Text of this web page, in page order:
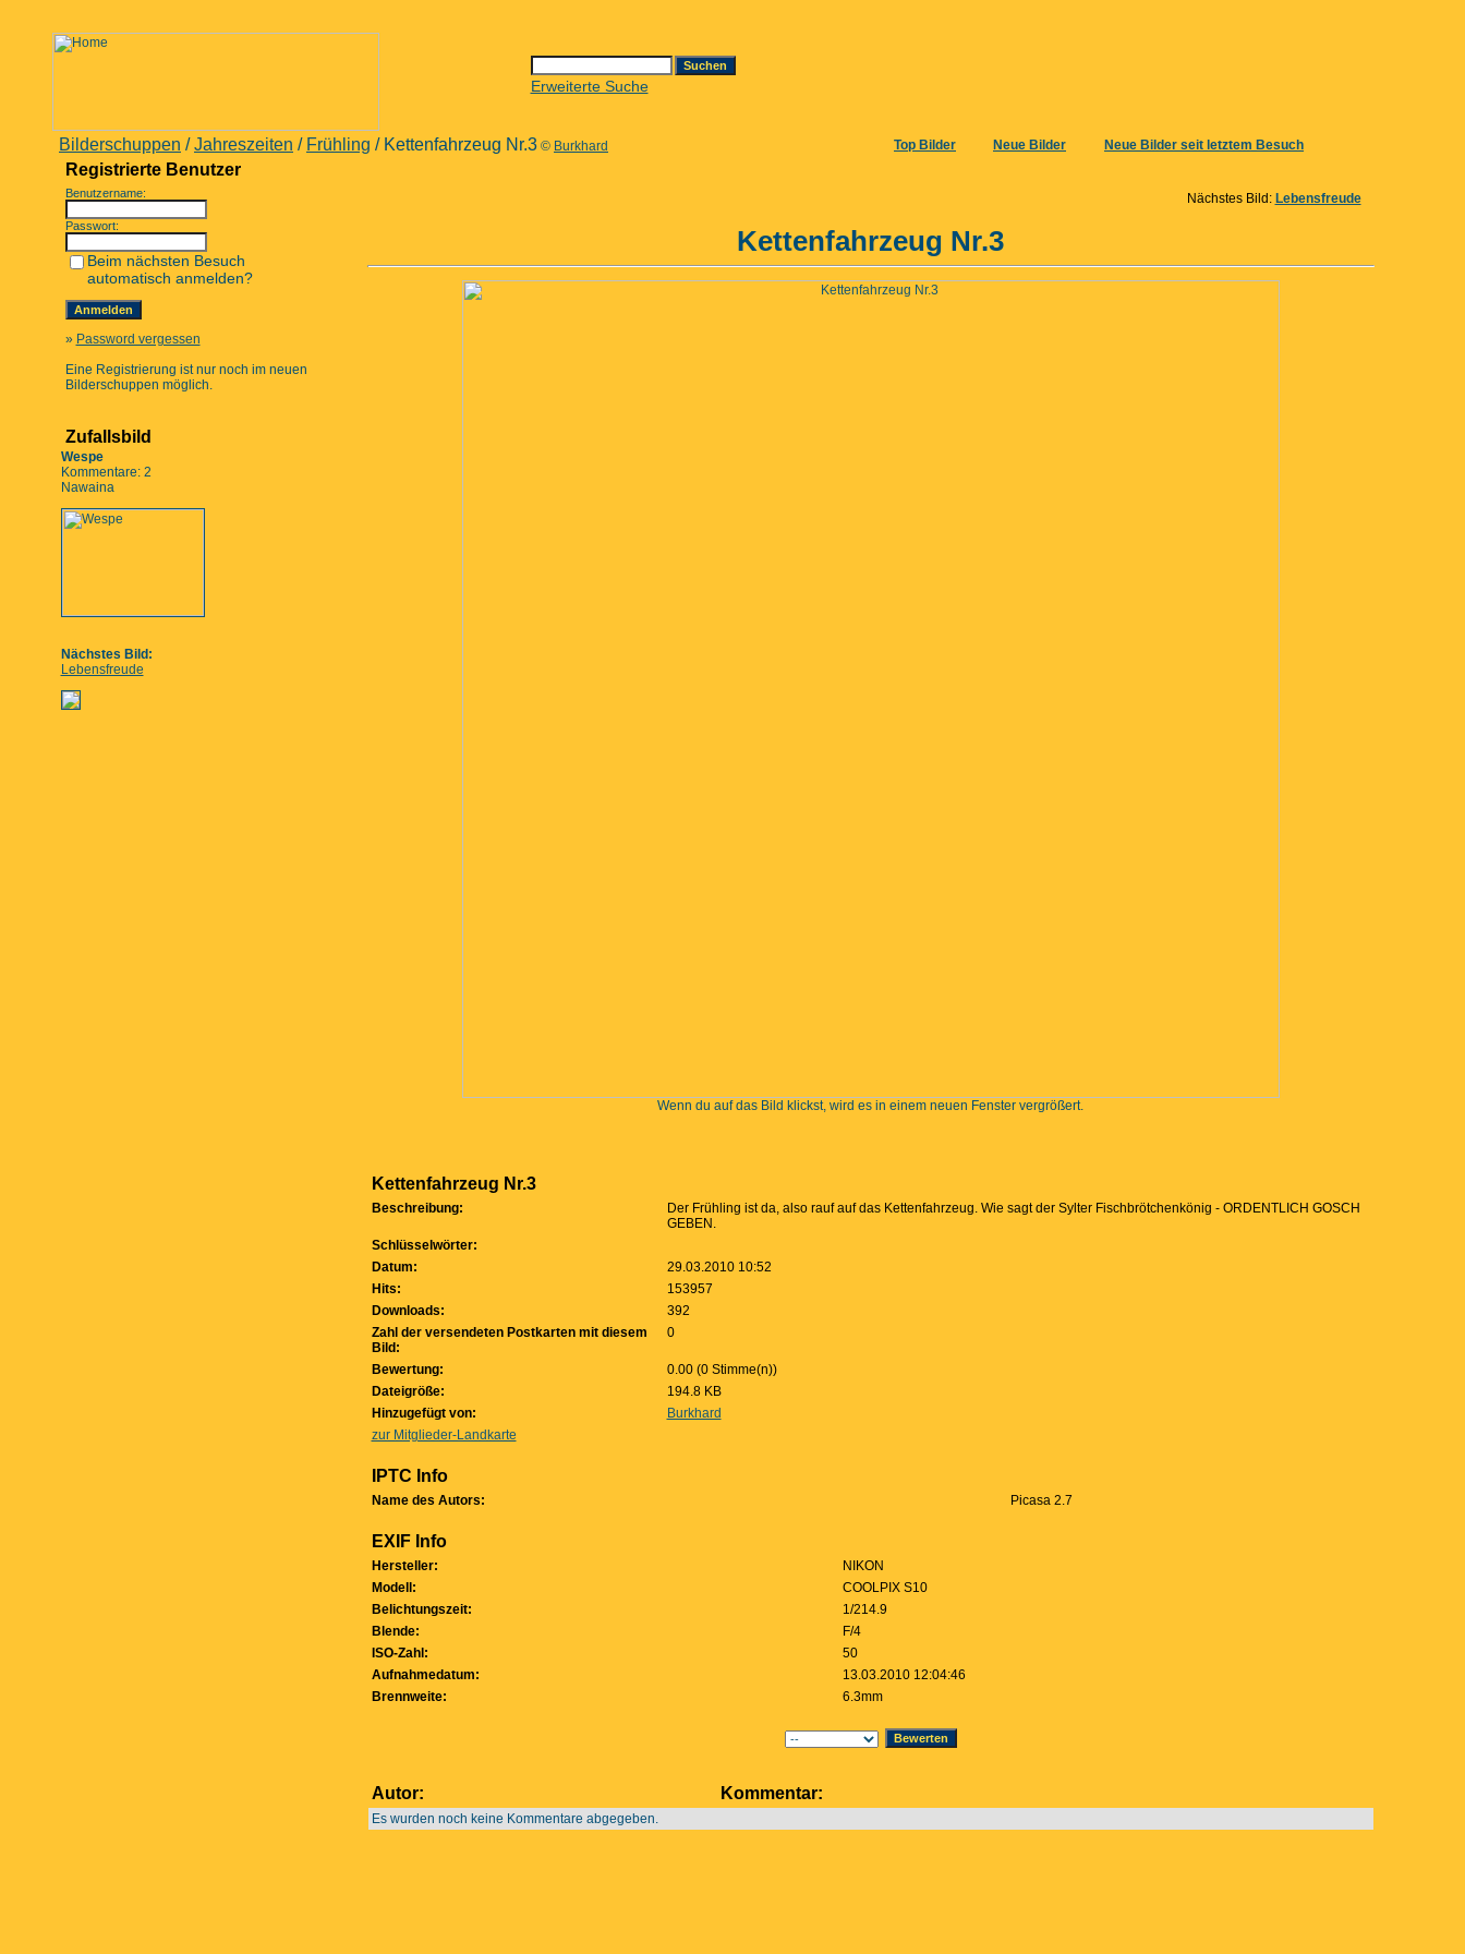
Erweiterte Suche
Bilderschuppen /Jahreszeiten / Frühling / Kettenfahrzeug Nr.3 © Burkhard Top Bilder Neue Bilder Neue Bilder seit letztem Besuch
Registrierte Benutzer
Benutzername:
Passwort:
Beim nächsten Besuch
automatisch anmelden?
» Password vergessen
Eine Registrierung ist nur noch im neuen
Bilderschuppen möglich.
Zufallsbild
Wespe
Kommentare: 2
Nawaina
Nächstes Bild:
Lebensfreude
Nächstes Bild: Lebensfreude
Kettenfahrzeug Nr.3
Wenn du auf das Bild klickst, wird es in einem neuen Fenster vergrößert.
Kettenfahrzeug Nr.3
Beschreibung:
Der Frühling ist da, also rauf auf das Kettenfahrzeug. Wie sagt der Sylter Fischbrötchenkönig - ORDENTLICH GOSCH
GEBEN.
Schlüsselwörter:
Datum:
29.03.2010 10:52
Hits:
153957
Downloads:
392
Zahl der versendeten Postkarten mit diesem
Bild:
0
Bewertung:
0.00 (0 Stimme(n))
Dateigröße:
194.8 KB
Hinzugefügt von:
Burkhard
zur Mitglieder-Landkarte
IPTC Info
Name des Autors: Picasa 2.7
EXIF Info
Hersteller:
NIKON
Modell:
COOLPIX S10
Belichtungszeit:
1/214.9
Blende:
F/4
ISO-Zahl:
50
Aufnahmedatum:
13.03.2010 12:04:46
Brennweite:
6.3mm
Autor: Kommentar:
Es wurden noch keine Kommentare abgegeben.